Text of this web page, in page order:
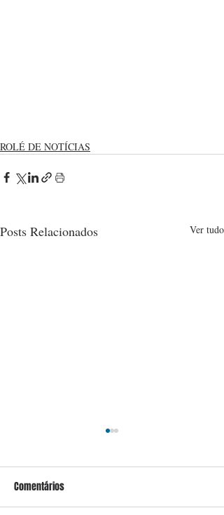
ROLÉ DE NOTÍCIAS
Posts Relacionados Ver tudo
Comentários